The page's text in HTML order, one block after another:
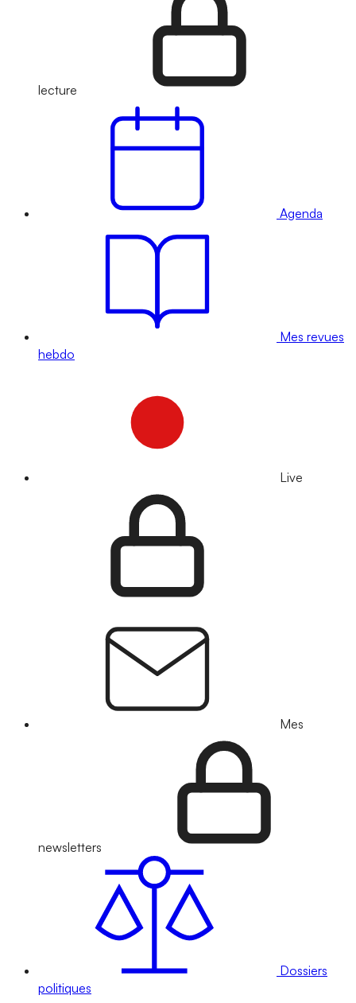
lecture
Agenda
Mes revues
hebdo
Live
Mes
newsletters
Dossiers
politiques